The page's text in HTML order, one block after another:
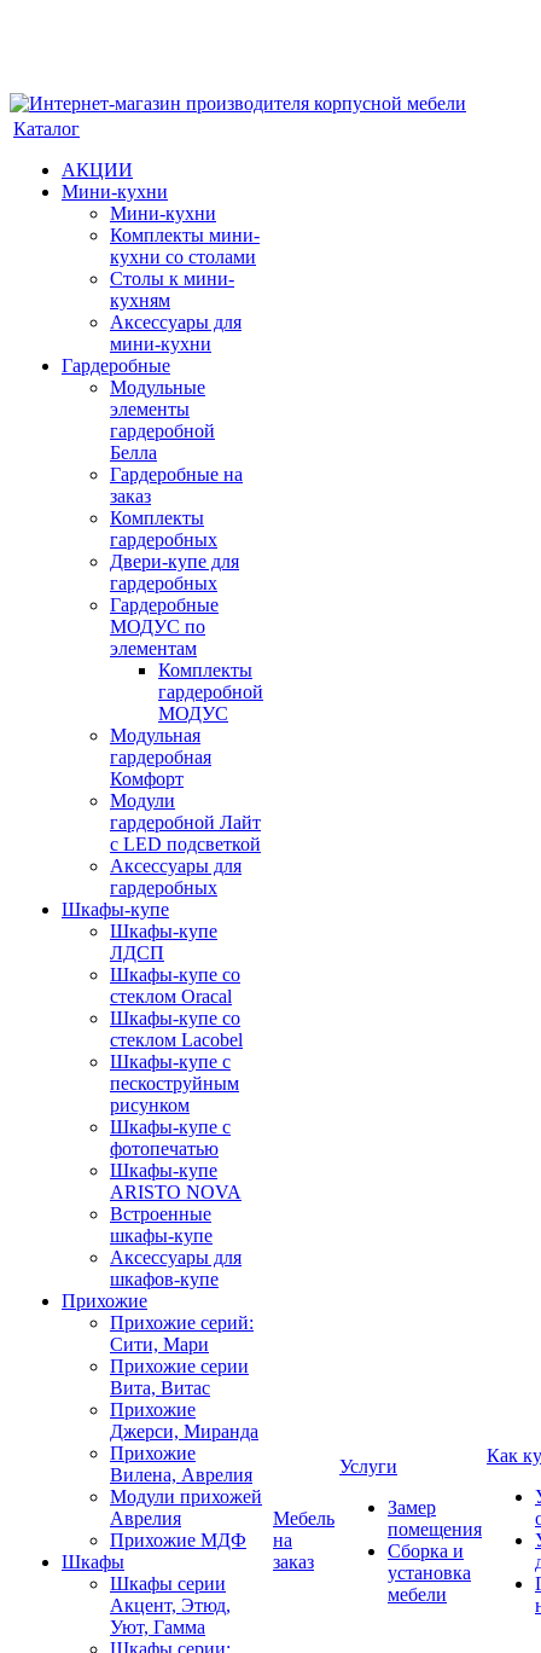
Каталог
АКЦИИ
Мини-кухни
Мини-кухни
Комплекты мини-
кухни со столами
Столы к мини-
кухням
Аксессуары для
мини-кухни
Гардеробные
Модульные
элементы
гардеробной
Белла
Гардеробные на
заказ
Комплекты
гардеробных
Двери-купе для
гардеробных
Гардеробные
МОДУС по
элементам
Комплекты
гардеробной
МОДУС
Модульная
гардеробная
Комфорт
Модули
гардеробной Лайт
с LED подсветкой
Аксессуары для
гардеробных
Шкафы-купе
Шкафы-купе
ЛДСП
Шкафы-купе со
стеклом Oracal
Шкафы-купе со
стеклом Lacobel
Шкафы-купе с
пескоструйным
рисунком
Шкафы-купе с
фотопечатью
Шкафы-купе
ARISTO NOVA
Встроенные
шкафы-купе
Аксессуары для
шкафов-купе
Прихожие
Прихожие серий:
Сити, Мари
Прихожие серии
Вита, Витас
Прихожие
Джерси, Миранда
Прихожие
Вилена, Аврелия
Модули прихожей
Аврелия
Прихожие МДФ
Шкафы
Шкафы серии
Акцент, Этюд,
Уют, Гамма
Шкафы серии:
Мебель
на
заказ
Услуги
Замер
помещения
Сборка и
установка
мебели
Как